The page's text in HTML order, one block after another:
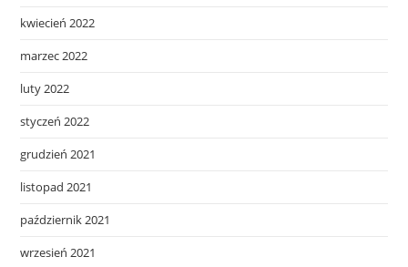
kwiecień 2022
marzec 2022
luty 2022
styczeń 2022
grudzień 2021
listopad 2021
październik 2021
wrzesień 2021